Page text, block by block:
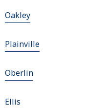
Oakley
Plainville
Oberlin
Ellis